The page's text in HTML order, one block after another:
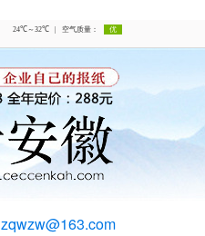
zqwzw@163.com